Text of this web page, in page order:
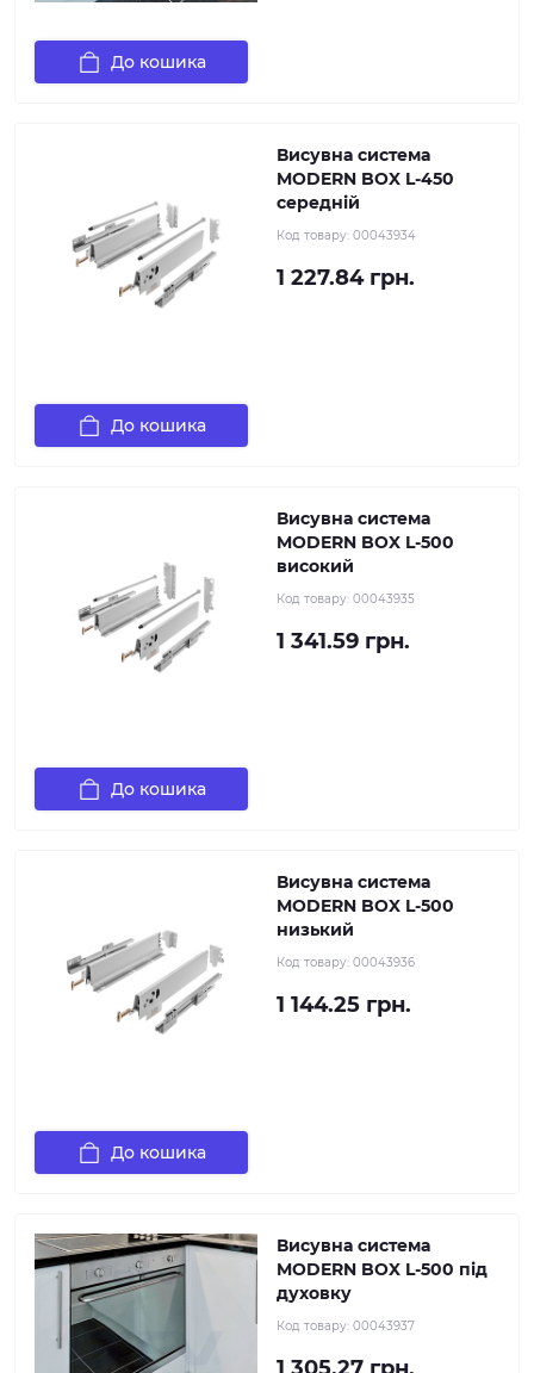
До кошика
Висувна система
MODERN BOX L-450
середній
Код товару: 00043934
1 227.84 грн.
До кошика
Висувна система
MODERN BOX L-500
високий
Код товару: 00043935
1 341.59 грн.
До кошика
Висувна система
MODERN BOX L-500
низький
Код товару: 00043936
1 144.25 грн.
До кошика
Висувна система
MODERN BOX L-500 під
духовку
Код товару: 00043937